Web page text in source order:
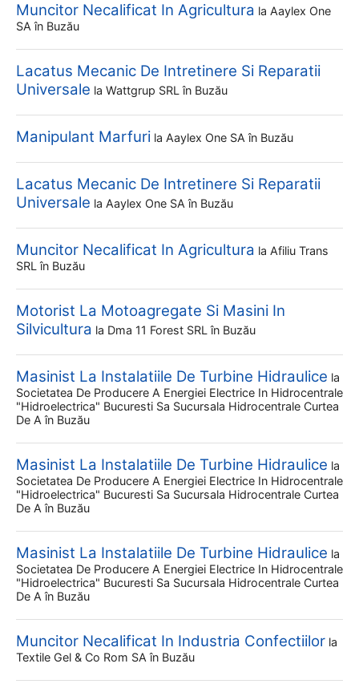
Muncitor Necalificat In Agricultura la Aaylex One
SA în Buzău
Lacatus Mecanic De Intretinere Si Reparatii
Universale la Wattgrup SRL în Buzău
Manipulant Marfuri la Aaylex One SA în Buzău
Lacatus Mecanic De Intretinere Si Reparatii
Universale la Aaylex One SA în Buzău
Muncitor Necalificat In Agricultura la Afiliu Trans
SRL în Buzău
Motorist La Motoagregate Si Masini In
Silvicultura la Dma 11 Forest SRL în Buzău
Masinist La Instalatiile De Turbine Hidraulice la
Societatea De Producere A Energiei Electrice In Hidrocentrale
"hidroelectrica" Bucuresti Sa Sucursala Hidrocentrale Curtea
De A în Buzău
Masinist La Instalatiile De Turbine Hidraulice la
Societatea De Producere A Energiei Electrice In Hidrocentrale
"hidroelectrica" Bucuresti Sa Sucursala Hidrocentrale Curtea
De A în Buzău
Masinist La Instalatiile De Turbine Hidraulice la
Societatea De Producere A Energiei Electrice In Hidrocentrale
"hidroelectrica" Bucuresti Sa Sucursala Hidrocentrale Curtea
De A în Buzău
Muncitor Necalificat In Industria Confectiilor la
Textile Gel & Co Rom SA în Buzău